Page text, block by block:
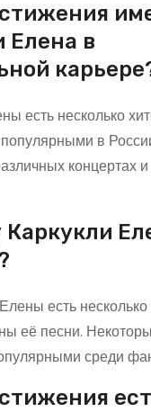
Елена в
есть несколько
в
концертах
Каркукли
есть
её песни.
среди